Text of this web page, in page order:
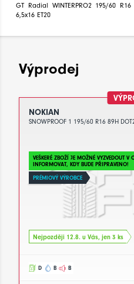
GT Radial WINTERPRO2 195/60
6,5x16 ET20
Výprodej
NOKIAN
SNOWPROOF 1 195/60 R16 89H
VEŠKERÉ ZBOŽÍ JE MOŽNÉ VYZVEDOUT
INFORMOVAT, KDY BUDE PŘIPRAVENO!
PRÉMIOVÝ VÝROBCE
Nejpozději 12.8. u Vás, jen 3 ks
D B B